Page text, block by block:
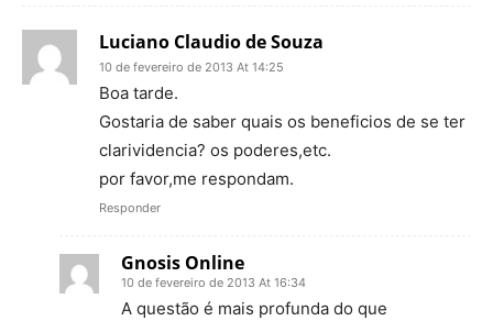
Luciano Claudio de Souza
10 de fevereiro de 2013 At 14:25
Boa tarde.
Gostaria de saber quais os beneficios de se ter
clarividencia? os poderes,etc.
por favor,me respondam.
Responder
Gnosis Online
10 de fevereiro de 2013 At 16:34
A questão é mais profunda do que